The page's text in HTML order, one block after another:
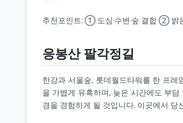
추천포인트: ① 도심·수변·숲 결합 ② 밝
응봉산 팔각정길
한강과 서울숲, 롯데월드타워를 한 프
을 가볍게 유혹하며, 늦은 시간에도 부
경을 경험하게 될 것입니다. 이곳에서